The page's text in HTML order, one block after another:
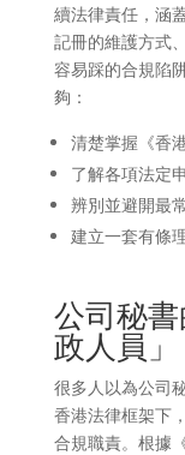
續法律責任，涵
記冊的維護方式
容易踩的合規陷
夠：
清楚掌握《香
了解各項法定
辨別並避開最
建立一套有條
公司秘
政人員」
很多人以為公司
香港法律框架下
合規職責。根據